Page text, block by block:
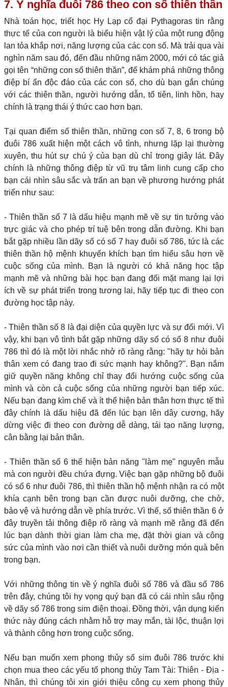
7. Ý nghĩa đuôi 786 theo con số thiên thần
Nhà toán học, triết học Hy Lạp cổ đại Pythagoras tin rằng
thực tế của con người là biểu hiện vật lý của một rung động
lan tỏa khắp nơi, năng lượng của các con số. Mà trải qua vài
nghìn năm sau đó, đến đầu những năm 2000, mới có tác giả
gọi tên “những con số thiên thần”, để khám phá những thông
điệp bí ẩn độc đáo của các con số, cho dù bạn gắn chúng
với các thiên thần, người hướng dẫn, tổ tiên, linh hồn, hay
chính là trạng thái ý thức cao hơn bạn.
Tại quan điểm số thiên thần, những con số 7, 8, 6 trong bộ
đuôi 786 xuất hiện một cách vô tình, nhưng lặp lại thường
xuyên, thu hút sự chú ý của bạn dù chỉ trong giây lát. Đây
chính là những thông điệp từ vũ trụ tâm linh cung cấp cho
bạn cái nhìn sâu sắc và trấn an bạn về phương hướng phát
triển như sau:
- Thiên thần số 7 là dấu hiệu mạnh mẽ về sự tin tưởng vào
trực giác và cho phép trí tuệ bên trong dẫn đường. Khi bạn
bắt gặp nhiều lần dãy số có số 7 hay đuôi số 786, tức là các
thiên thần hộ mệnh khuyến khích bạn tìm hiểu sâu hơn về
cuộc sống của mình. Bạn là người có khả năng học tập
mạnh mẽ và những bài học bạn đang đối mặt mang lại lợi
ích về sự phát triển trong tương lai, hãy tiếp tục đi theo con
đường học tập này.
- Thiên thần số 8 là đại diện của quyền lực và sự đổi mới. Vì
vậy, khi bạn vô tình bắt gặp những dãy số có số 8 như đuôi
786 thì đó là một lời nhắc nhở rõ ràng rằng: "hãy tự hỏi bản
thân xem có đang trao đi sức mạnh hay không?". Bạn nắm
giữ quyền năng không chỉ thay đổi hướng cuộc sống của
mình và còn cả cuộc sống của những người bạn tiếp xúc.
Nếu bạn đang kìm chế và ít thể hiện bản thân hơn thực tế thì
đây chính là dấu hiệu đã đến lúc bạn lên dây cương, hãy
dừng việc đi theo con đường dễ dàng, tái tạo năng lượng,
cân bằng lại bản thân.
- Thiên thần số 6 thể hiện bản năng "làm mẹ" nguyên mẫu
mà con người đều chứa đựng. Việc bạn gặp những bộ đuôi
có số 6 như đuôi 786, thì thiên thần hộ mệnh nhận ra có một
khía cạnh bên trong bạn cần được nuôi dưỡng, che chở,
bảo vệ và hướng dẫn về phía trước. Vì thế, số thiên thần 6 ở
đây truyền tải thông điệp rõ ràng và mạnh mẽ rằng đã đến
lúc bạn dành thời gian làm cha mẹ, đặt thời gian và công
sức của mình vào nơi cần thiết và nuôi dưỡng món quà bên
trong bạn.
Với những thông tin về ý nghĩa đuôi số 786 và đầu số 786
trên đây, chúng tôi hy vọng quý bạn đã có cái nhìn sâu rộng
về dãy số 786 trong sim điện thoại. Đồng thời, vận dụng kiến
thức này đúng cách nhằm hỗ trợ may mắn, tài lộc, thuận lợi
và thành công hơn trong cuộc sống.
Nếu bạn muốn xem phong thủy số sim đuôi 786 trước khi
chọn mua theo các yếu tố phong thủy Tam Tài: Thiên - Địa -
Nhân, thì chúng tôi xin giới thiệu công cụ xem phong thủy